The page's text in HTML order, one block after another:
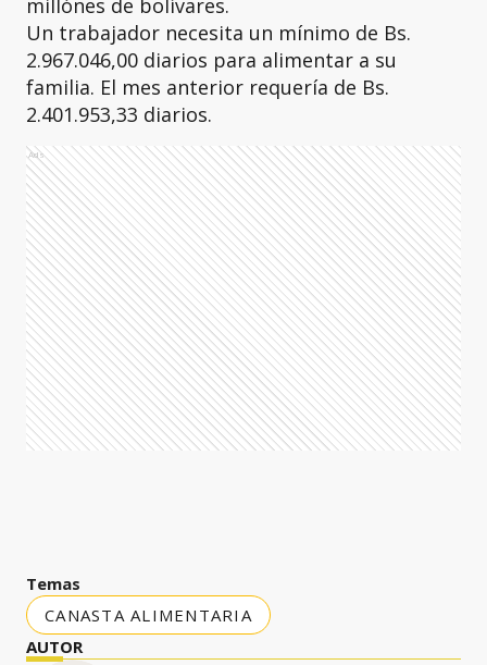
millónes de bolívares.
Un trabajador necesita un mínimo de Bs.
2.967.046,00 diarios para alimentar a su
familia. El mes anterior requería de Bs.
2.401.953,33 diarios.
Ads
Temas
CANASTA ALIMENTARIA
AUTOR